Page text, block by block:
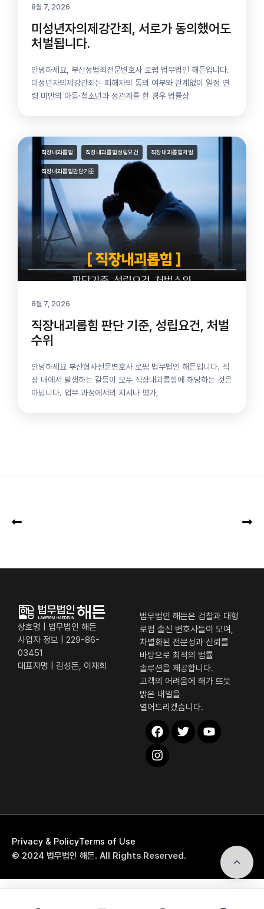
8월 7, 2026
미성년자의제강간죄, 서로가 동의했어도
처벌됩니다.
안녕하세요, 부산성범죄전문변호사 로펌 법무법인 해든입니다.
미성년자의제강간죄는 피해자의 동의 여부와 관계없이 일정 연
령 미만의 아동·청소년과 성관계를 한 경우 법률상
직장내괴롭힘 직장내괴롭힘성립요건 직장내괴롭힘처벌
직장내괴롭힘판단기준
8월 7, 2026
직장내괴롭힘 판단 기준, 성립요건, 처벌
수위
안녕하세요 부산형사전문변호사 로펌 법무법인 해든입니다. 직
장 내에서 발생하는 갈등이 모두 직장내괴롭힘에 해당하는 것은
아닙니다. 업무 과정에서의 지시나 평가,
상호명 | 법무법인 해든
사업자 정보 | 229-86-
03451
대표자명 | 김성돈, 이재희
법무법인 해든은 검찰과 대형
로펌 출신 변호사들이 모여,
차별화된 전문성과 신뢰를
바탕으로 최적의 법률
솔루션을 제공합니다.
고객의 어려움에 해가 뜨듯
밝은 내일을
열어드리겠습니다.
Privacy & PolicyTerms of Use
© 2024 법무법인 해든. All Rights Reserved.
해든 퀵 메뉴